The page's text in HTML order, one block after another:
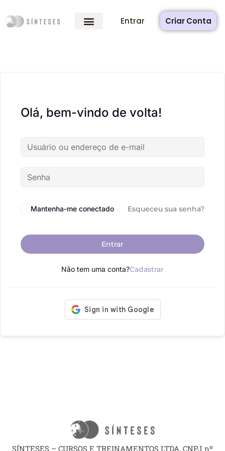
Entrar Criar Conta
Olá, bem-vindo de volta!
Mantenha-me conectado Esqueceu sua senha?
Entrar
Não tem uma conta?Cadastrar
SÍNTESES – CURSOS E TREINAMENTOS LTDA, CNPJ nº